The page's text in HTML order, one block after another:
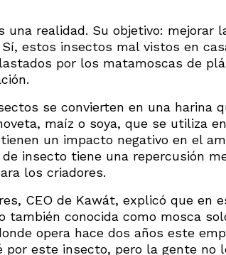
una realidad. Su objetivo: mejorar
Sí, estos insectos mal vistos en
por los matamoscas de
se convierten en una harina
maíz o soya, que se utiliza
un impacto negativo en el
insecto tiene una repercusión
los criadores.
CEO de Kawát, explicó que en
también conocida como mosca
opera hace dos años este
por este insecto, pero la gente no